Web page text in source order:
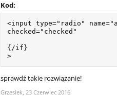
Kod:
<input type="radio"
checked="checked"
{/if}
>
sprawdź takie rozwiązanie!
Grzesiek, 23 Czerwiec 2016